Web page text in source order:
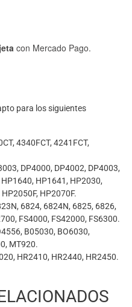
con Mercado Pago.
para los siguientes
4340FCT, 4241FCT,
DP4000, DP4002, DP4003,
HP1641, HP2030,
HP2070F.
6824, 6824N, 6825, 6826,
FS4000, FS42000, FS6300.
B05030, BO6030,
MT920.
HR2410, HR2440, HR2450.